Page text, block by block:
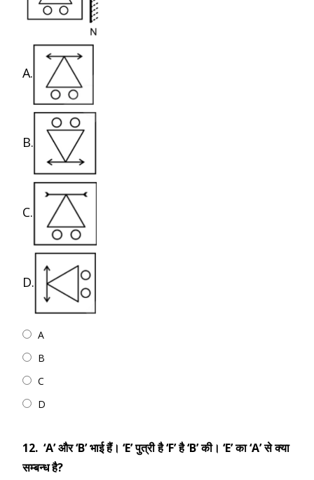
A.
B.
C.
D.
A
B
C
D
12. ‘A’ और ‘B’ भाई हैं। ‘E’ पुत्री है ‘F’ है ‘B’ की। ‘E’ का ‘A’ से क्या
सम्बन्ध है?